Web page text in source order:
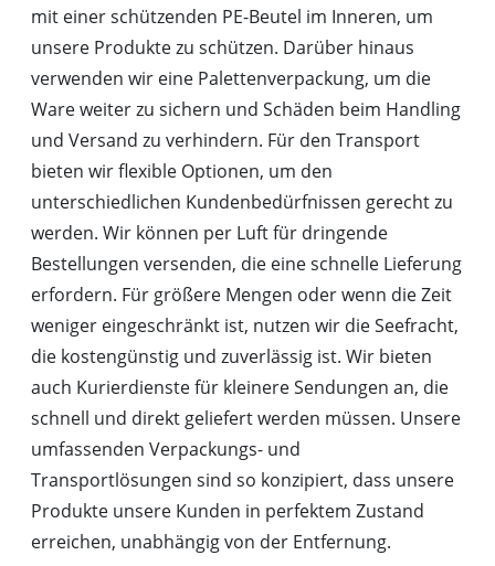
mit einer schützenden PE-Beutel im Inneren, um
unsere Produkte zu schützen. Darüber hinaus
verwenden wir eine Palettenverpackung, um die
Ware weiter zu sichern und Schäden beim Handling
und Versand zu verhindern. Für den Transport
bieten wir flexible Optionen, um den
unterschiedlichen Kundenbedürfnissen gerecht zu
werden. Wir können per Luft für dringende
Bestellungen versenden, die eine schnelle Lieferung
erfordern. Für größere Mengen oder wenn die Zeit
weniger eingeschränkt ist, nutzen wir die Seefracht,
die kostengünstig und zuverlässig ist. Wir bieten
auch Kurierdienste für kleinere Sendungen an, die
schnell und direkt geliefert werden müssen. Unsere
umfassenden Verpackungs- und
Transportlösungen sind so konzipiert, dass unsere
Produkte unsere Kunden in perfektem Zustand
erreichen, unabhängig von der Entfernung.